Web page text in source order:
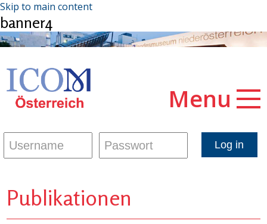
Skip to main content
banner4
Menu
Publikationen